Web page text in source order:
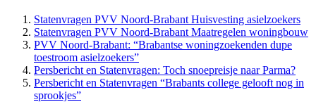
Statenvragen PVV Noord-Brabant Huisvesting asielzoekers
Statenvragen PVV Noord-Brabant Maatregelen woningbouw
PVV Noord-Brabant: “Brabantse woningzoekenden dupe
toestroom asielzoekers”
Persbericht en Statenvragen: Toch snoepreisje naar Parma?
Persbericht en Statenvragen “Brabants college gelooft nog in
sprookjes”